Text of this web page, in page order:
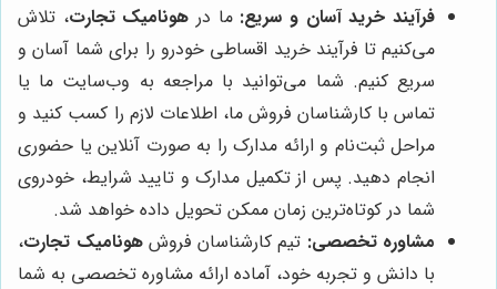
فرآیند خرید آسان و سریع: ما در هونامیک تجارت، تلاش
می‌کنیم تا فرآیند خرید اقساطی خودرو را برای شما آسان و
سریع کنیم. شما می‌توانید با مراجعه به وب‌سایت ما یا
تماس با کارشناسان فروش ما، اطلاعات لازم را کسب کنید و
مراحل ثبت‌نام و ارائه مدارک را به صورت آنلاین یا حضوری
انجام دهید. پس از تکمیل مدارک و تایید شرایط، خودروی
شما در کوتاه‌ترین زمان ممکن تحویل داده خواهد شد.
مشاوره تخصصی: تیم کارشناسان فروشهونامیک تجارت،
با دانش و تجربه خود، آماده ارائه مشاوره تخصصی به شما